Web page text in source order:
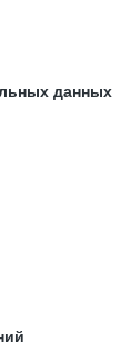
данных